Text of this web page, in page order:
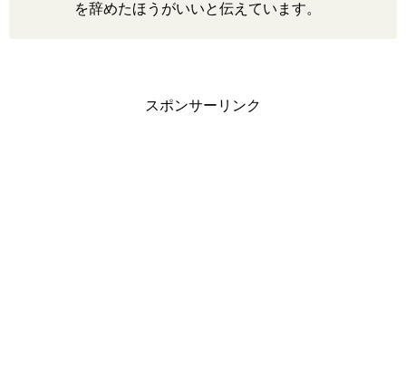
を辞めたほうがいいと伝えています。
スポンサーリンク